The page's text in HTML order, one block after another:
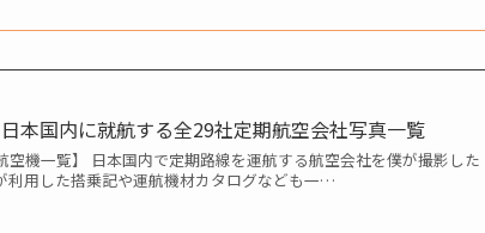
本国内に就航する全29社定期航空会社写真一覧
空機一覧】 日本国内で定期路線を運航する航空会社を僕が撮影した
利用した搭乗記や運航機材カタログなども一…